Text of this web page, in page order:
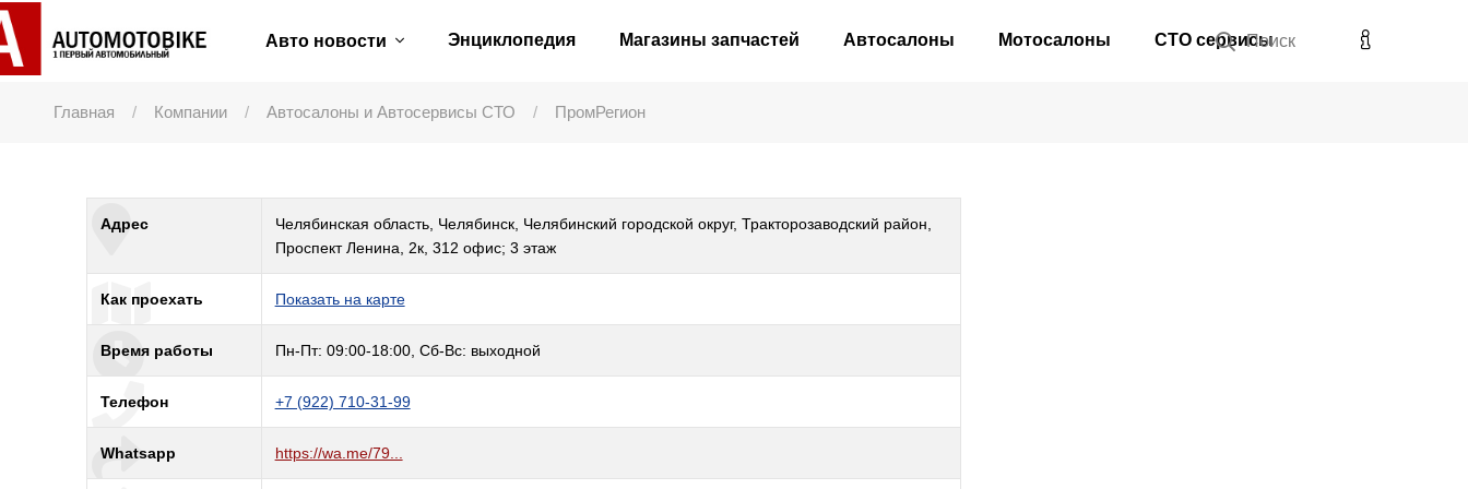
Авто новости Энциклопедия Магазины запчастей Автосалоны Мотосалоны СТО сервисы
Поиск
Главная Компании Автосалоны и Автосервисы СТО ПромРегион
Адрес
Челябинская область, Челябинск, Челябинский городской округ, Тракторозаводский район,
Проспект Ленина, 2к, 312 офис; 3 этаж
Как проехать Показать на карте
Время работы Пн-Пт: 09:00-18:00, Сб-Вс: выходной
Телефон +7 (922) 710-31-99
Whatsapp https://wa.me/79...